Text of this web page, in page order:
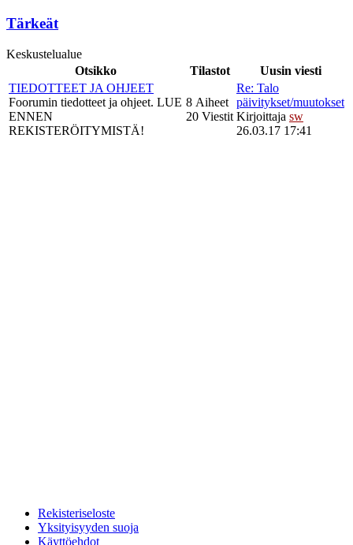
Tärkeät
Keskustelualue
Otsikko
Tilastot
Uusin viesti
TIEDOTTEET JA OHJEET
Foorumin tiedotteet ja ohjeet. LUE
ENNEN
REKISTERÖITYMISTÄ!
8 Aiheet
20 Viestit
Re: Talo
päivitykset/muutokset
Kirjoittaja sw
26.03.17 17:41
Rekisteriseloste
Yksityisyyden suoja
Käyttöehdot